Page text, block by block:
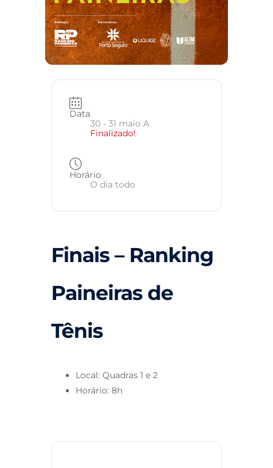
Data
30 - 31 maio A
Finalizado!
Horário
O dia todo
Finais – Ranking
Paineiras de
Tênis
Local: Quadras 1 e 2
Horário: 8h